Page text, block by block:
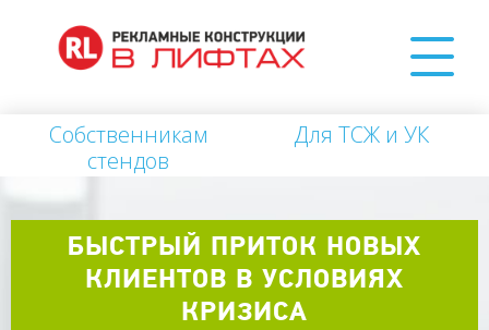
Собственникам
стендов
Для ТСЖ и УК
БЫСТРЫЙ ПРИТОК НОВЫХ
КЛИЕНТОВ В УСЛОВИЯХ
КРИЗИСА